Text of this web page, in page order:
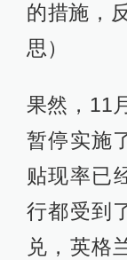
的措施，
思）
果然，11
暂停实施
贴现率已
行都受到
兑，英格